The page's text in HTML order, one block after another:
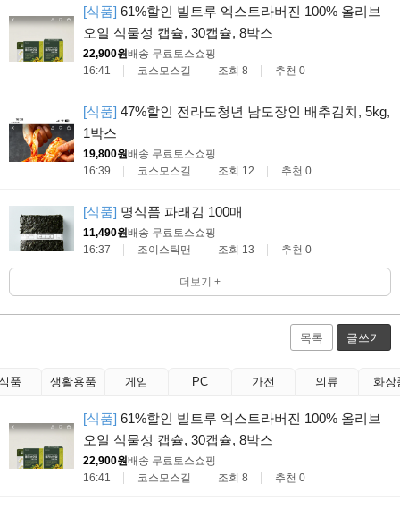
[식품] 61%할인 빌트루 엑스트라버진 100% 올리브
오일 식물성 캡슐, 30캡슐, 8박스
22,900원배송 무료토스쇼핑
16:41
코스모스길 조회 8 추천 0
[식품] 47%할인 전라도청년 남도장인 배추김치, 5kg,
1박스
19,800원배송 무료토스쇼핑
16:39
코스모스길 조회 12 추천 0
[식품] 명식품 파래김 100매
11,490원배송 무료토스쇼핑
16:37
조이스틱맨 조회 13 추천 0
더보기 +
목록 글쓰기
품 생활용품 게임 PC 가전 의류 화장
[식품] 61%할인 빌트루 엑스트라버진 100% 올리브
오일 식물성 캡슐, 30캡슐, 8박스
22,900원배송 무료토스쇼핑
16:41
코스모스길 조회 8 추천 0